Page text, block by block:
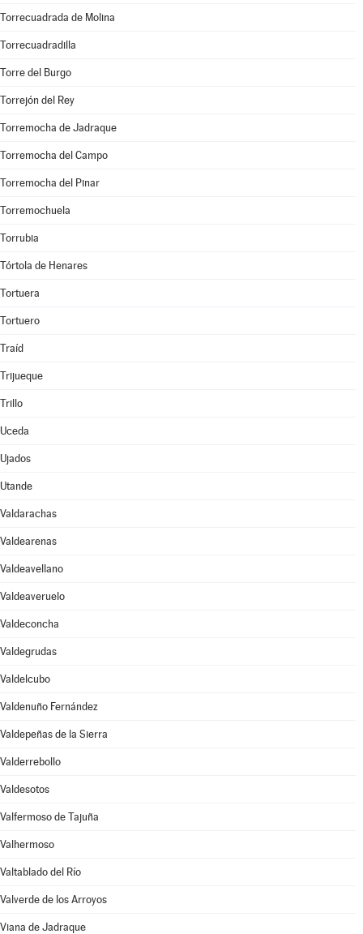
Torrecuadrada de Molina
Torrecuadradilla
Torre del Burgo
Torrejón del Rey
Torremocha de Jadraque
Torremocha del Campo
Torremocha del Pinar
Torremochuela
Torrubia
Tórtola de Henares
Tortuera
Tortuero
Traíd
Trijueque
Trillo
Uceda
Ujados
Utande
Valdarachas
Valdearenas
Valdeavellano
Valdeaveruelo
Valdeconcha
Valdegrudas
Valdelcubo
Valdenuño Fernández
Valdepeñas de la Sierra
Valderrebollo
Valdesotos
Valfermoso de Tajuña
Valhermoso
Valtablado del Río
Valverde de los Arroyos
Viana de Jadraque